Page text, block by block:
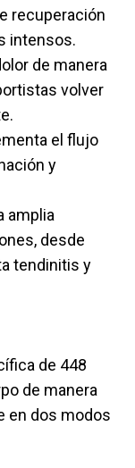
recuperación
intensos.
de manera
volver
el flujo
y
amplia
desde
tendinitis y
de 448
de manera
en dos modos